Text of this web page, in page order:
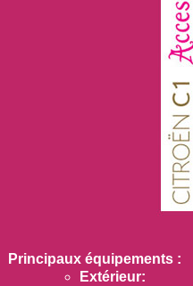
Principaux équipements :
Extérieur: